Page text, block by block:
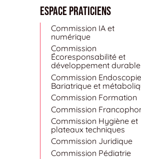
Espace Praticiens
Commission IA et
numérique
Commission
Écoresponsabilité et
développement durable
Commission Endoscopie
Bariatrique et
Commission Formation
Commission
Commission Hygiène et
plateaux techniques
Commission Juridique
Commission Pédiatrie